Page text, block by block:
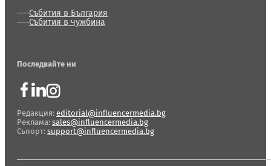
Събития в България
Събития в чужбина
Последвайте ни
Редакция: editorial@influencermedia.bg
Реклама: sales@influencermedia.bg
Съпорт: support@influencermedia.bg